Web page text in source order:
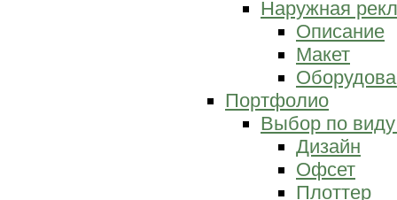
Наружная
Описание
Макет
Портфолио
Выбор по
Дизайн
Офсет
Плоттер